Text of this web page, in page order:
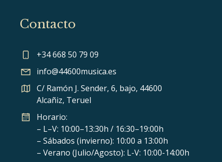
Contacto
+34 668 50 79 09
info@44600musica.es
C/ Ramón J. Sender, 6, bajo, 44600
Alcañiz, Teruel
Horario:
– L–V: 10:00–13:30h / 16:30–19:00h
– Sábados (invierno): 10:00 a 13:00h
– Verano (Julio/Agosto): L-V: 10:00-14:00h